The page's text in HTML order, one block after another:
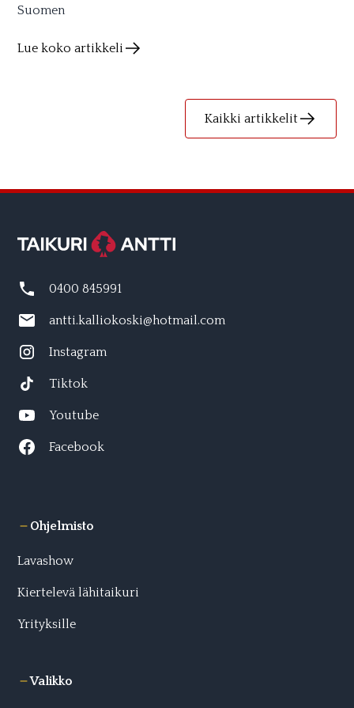
Suomen
Lue koko artikkeli
Kaikki artikkelit
0400 845991
antti.kalliokoski@hotmail.com
Instagram
Tiktok
Youtube
Facebook
Ohjelmisto
Lavashow
Kiertelevä lähitaikuri
Yrityksille
Valikko